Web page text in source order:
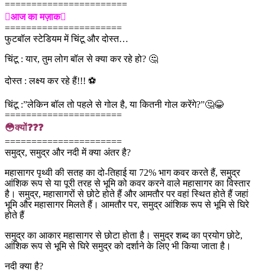
=======================
आज का मज़ाक
======================
फुटबॉल स्टेडियम में चिंटू और दोस्त…
चिंटू : यार, तुम लोग बॉल से क्या कर रहे हो? 🤔
दोस्त : लक्ष्य कर रहे हैं!!! ⚽
चिंटू :”लेकिन बॉल तो पहले से गोल है, या कितनी गोल करेंगे?”🤔😂
======================
😳क्यों❓❓❓
======================
समुद्र, समुद्र और नदी में क्या अंतर है?
महासागर पृथ्वी की सतह का दो-तिहाई या 72% भाग कवर करते हैं, समुद्र
आंशिक रूप से या पूरी तरह से भूमि को कवर करने वाले महासागर का विस्तार
है। समुद्र, महासागरों से छोटे होते हैं और आमतौर पर वहां स्थित होते हैं जहां
भूमि और महासागर मिलते हैं। आमतौर पर, समुद्र आंशिक रूप से भूमि से घिरे
होते हैं
समुद्र का आकार महासागर से छोटा होता है। समुद्र शब्द का प्रयोग छोटे,
आंशिक रूप से भूमि से घिरे समुद्र को दर्शाने के लिए भी किया जाता है।
नदी क्या है?